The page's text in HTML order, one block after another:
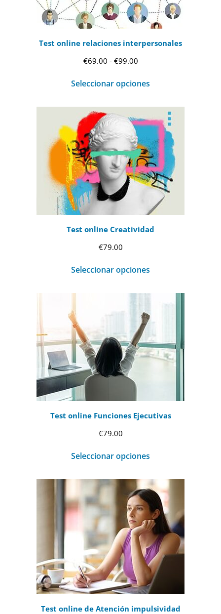
Test online relaciones interpersonales
€69.00 - €99.00Rango
precios:
desde
€69.00
hasta
€99.00
Seleccionar opciones
Test online Creatividad
€79.00
Seleccionar opciones
Test online Funciones Ejecutivas
€79.00
Seleccionar opciones
Test online de Atención impulsividad